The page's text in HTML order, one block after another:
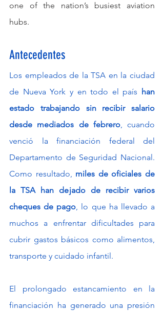
one of the nation’s busiest aviation
hubs.
Antecedentes
Los empleados de la TSA en la ciudad
de Nueva York y en todo el país han
estado trabajando sin recibir salario
desde mediados de febrero, cuando
venció la financiación federal del
Departamento de Seguridad Nacional.
Como resultado, miles de oficiales de
la TSA han dejado de recibir varios
cheques de pago, lo que ha llevado a
muchos a enfrentar dificultades para
cubrir gastos básicos como alimentos,
transporte y cuidado infantil.
El prolongado estancamiento en la
financiación ha generado una presión